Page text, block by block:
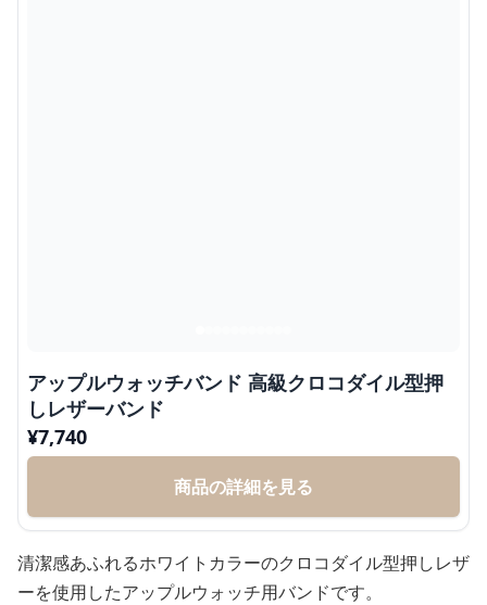
アップルウォッチバンド 高級クロコダイル型押
しレザーバンド
¥7,740
商品の詳細を見る
清潔感あふれるホワイトカラーのクロコダイル型押しレザ
ーを使用したアップルウォッチ用バンドです。